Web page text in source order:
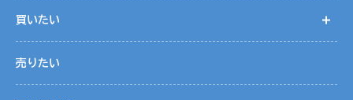
買いたい
売りたい